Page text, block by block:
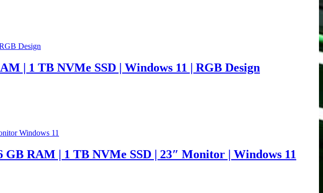
| 1 TB NVMe SSD | Windows 11 | RGB Design
RAM | 1 TB NVMe SSD | 23″ Monitor | Windows 11